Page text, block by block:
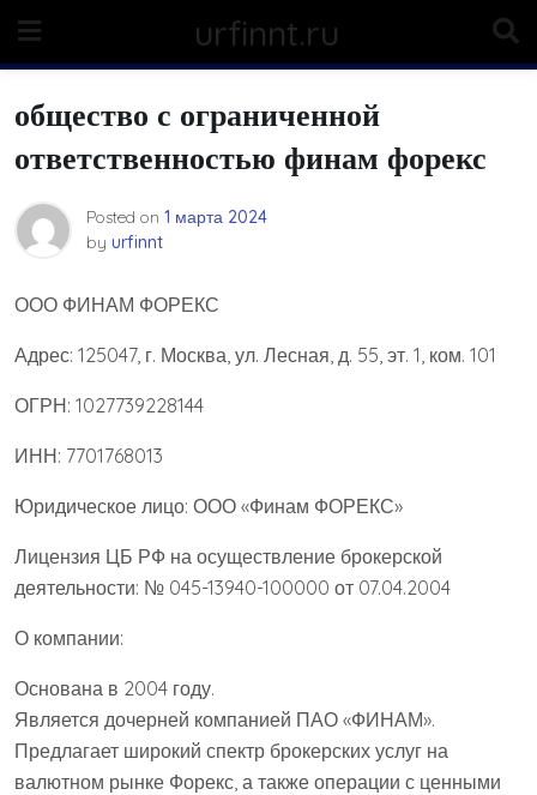
content
urfinnt.ru
общество с ограниченной
ответственностью финам форекс
Posted on 1 марта 2024
by urfinnt
ООО ФИНАМ ФОРЕКС
Адрес: 125047, г. Москва, ул. Лесная, д. 55, эт. 1, ком. 101
ОГРН: 1027739228144
ИНН: 7701768013
Юридическое лицо: ООО «Финам ФОРЕКС»
Лицензия ЦБ РФ на осуществление брокерской
деятельности: № 045-13940-100000 от 07.04.2004
О компании:
Основана в 2004 году.
Является дочерней компанией ПАО «ФИНАМ».
Предлагает широкий спектр брокерских услуг на
валютном рынке Форекс, а также операции с ценными